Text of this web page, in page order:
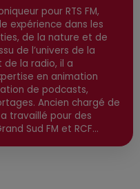
pour RTS FM,
expérience dans les
de la nature et de
de l’univers de la
la radio, il a
en animation
de podcasts,
Ancien chargé de
travaillé pour des
Sud FM et RCF